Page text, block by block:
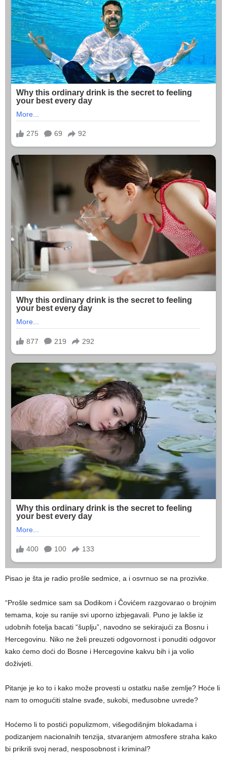
Pisao je šta je radio prošle sedmice, a i osvrnuo se na prozivke.
“Prošle sedmice sam sa Dodikom i Čovićem razgovarao o brojnim
temama, koje su ranije svi uporno izbjegavali. Puno je lakše iz
udobnih fotelja bacati “šuplju”, navodno se sekirajući za Bosnu i
Hercegovinu. Niko ne želi preuzeti odgovornost i ponuditi odgovor
kako ćemo doći do Bosne i Hercegovine kakvu bih i ja volio
doživjeti.
Pitanje je ko to i kako može provesti u ostatku naše zemlje? Hoće li
nam to omogućiti stalne svađe, sukobi, međusobne uvrede?
Hoćemo li to postići populizmom, višegodišnjim blokadama i
podizanjem nacionalnih tenzija, stvaranjem atmosfere straha kako
bi prikrili svoj nerad, nesposobnost i kriminal?